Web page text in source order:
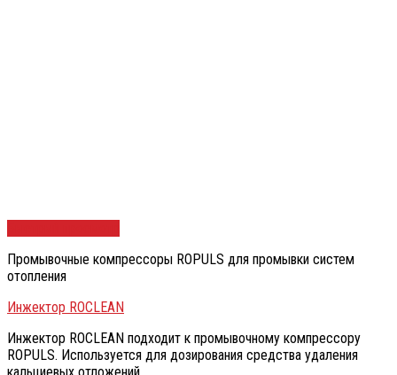
Промывочные компрессоры ROPULS для промывки систем
отопления
Инжектор ROCLEAN
Инжектор ROCLEAN подходит к промывочному компрессору
ROPULS. Используется для дозирования средства удаления